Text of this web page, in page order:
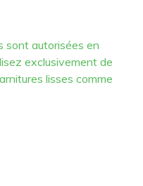
sont autorisées en
exclusivement de
lisses comme